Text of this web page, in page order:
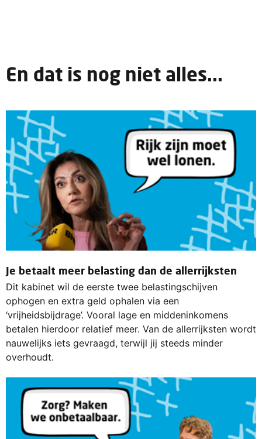
En dat is nog niet alles...
Je betaalt meer belasting dan de allerrijksten
Dit kabinet wil de eerste twee belastingschijven
ophogen en extra geld ophalen via een
‘vrijheidsbijdrage’. Vooral lage en middeninkomens
betalen hierdoor relatief meer. Van de allerrijksten wordt
nauwelijks iets gevraagd, terwijl jij steeds minder
overhoudt.